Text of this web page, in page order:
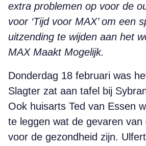
extra problemen op voor de
voor ‘Tijd voor MAX’ om een
uitzending te wijden aan het
MAX Maakt Mogelijk.
Donderdag 18 februari was
Slagter zat aan tafel bij
Ook huisarts Ted van Essen
te leggen wat de gevaren van
voor de gezondheid zijn.